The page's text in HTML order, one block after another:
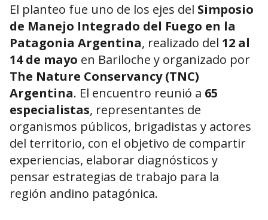
El planteo fue uno de los ejes del Simposio
de Manejo Integrado del Fuego en la
Patagonia Argentina, realizado del 12 al
14 de mayo en Bariloche y organizado por
The Nature Conservancy (TNC)
Argentina. El encuentro reunió a 65
especialistas, representantes de
organismos públicos, brigadistas y actores
del territorio, con el objetivo de compartir
experiencias, elaborar diagnósticos y
pensar estrategias de trabajo para la
región andino patagónica.